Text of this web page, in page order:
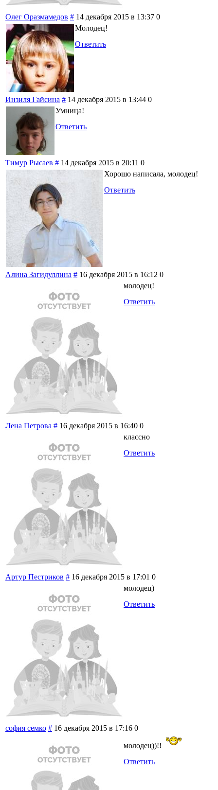
Олег Оразмамедов # 14 декабря 2015 в 13:37 0
Молодец!
Ответить
Инзиля Гайсина # 14 декабря 2015 в 13:44 0
Умница!
Ответить
Тимур Рысаев # 14 декабря 2015 в 20:11 0
Хорошо написала, молодец!
Ответить
Алина Загидуллина # 16 декабря 2015 в 16:12 0
молодец!
Ответить
Лена Петрова # 16 декабря 2015 в 16:40 0
классно
Ответить
Артур Пестриков # 16 декабря 2015 в 17:01 0
молодец)
Ответить
софия семко # 16 декабря 2015 в 17:16 0
молодец))!!
Ответить